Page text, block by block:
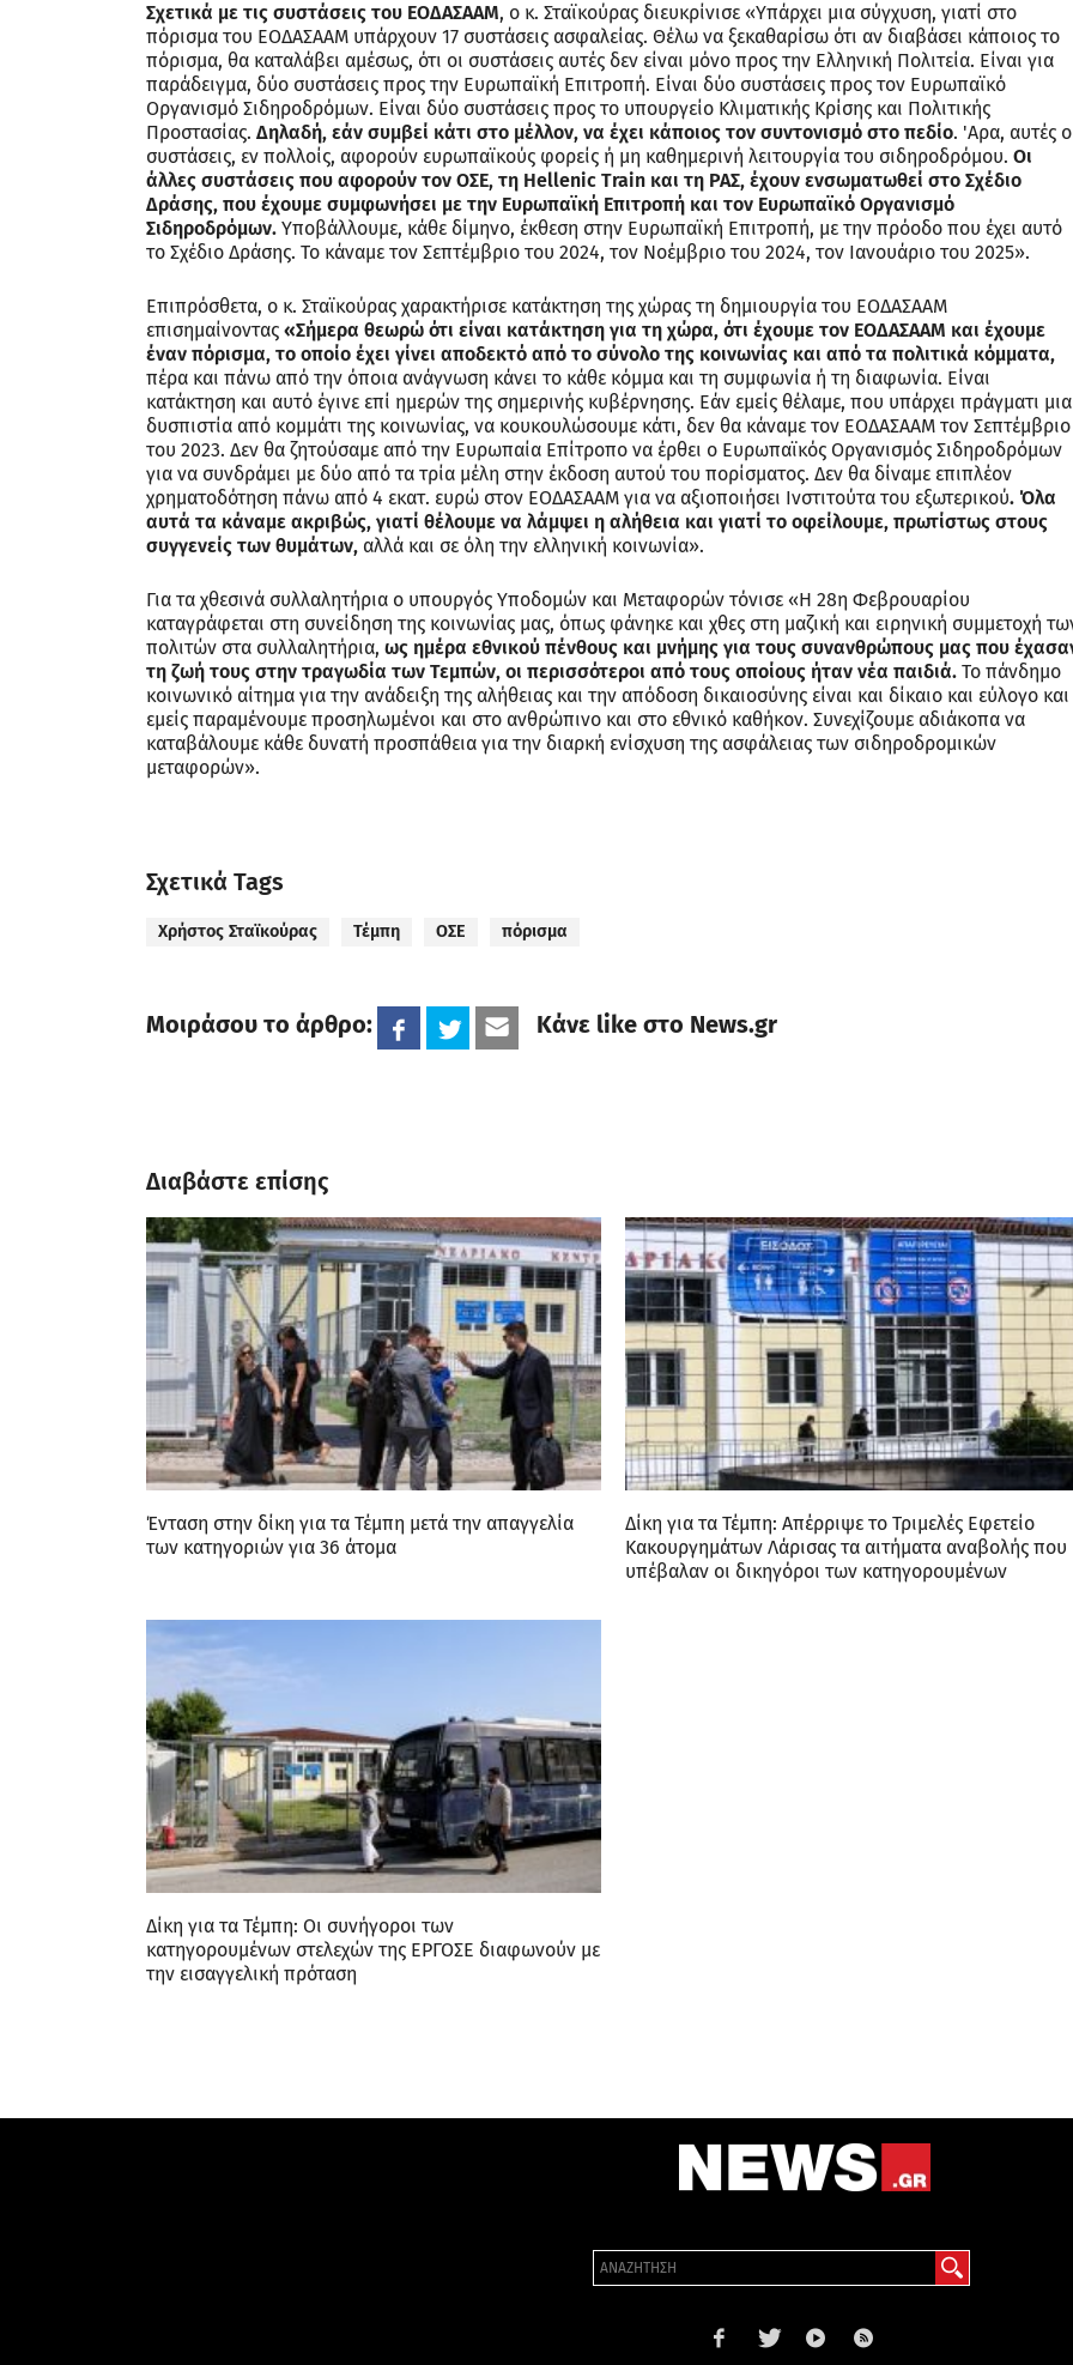
Σχετικά με τις συστάσεις του ΕΟΔΑΣΑΑΜ, ο κ. Σταϊκούρας διευκρίνισε «Υπάρχει μια σύγχυση, γιατί στο
πόρισμα του ΕΟΔΑΣΑΑΜ υπάρχουν 17 συστάσεις ασφαλείας. Θέλω να ξεκαθαρίσω ότι αν διαβάσει κάποιος το
πόρισμα, θα καταλάβει αμέσως, ότι οι συστάσεις αυτές δεν είναι μόνο προς την Ελληνική Πολιτεία. Είναι για
παράδειγμα, δύο συστάσεις προς την Ευρωπαϊκή Επιτροπή. Είναι δύο συστάσεις προς τον Ευρωπαϊκό
Οργανισμό Σιδηροδρόμων. Είναι δύο συστάσεις προς το υπουργείο Κλιματικής Κρίσης και Πολιτικής
Προστασίας. Δηλαδή, εάν συμβεί κάτι στο μέλλον, να έχει κάποιος τον συντονισμό στο πεδίο. 'Αρα, αυτές
συστάσεις, εν πολλοίς, αφορούν ευρωπαϊκούς φορείς ή μη καθημερινή λειτουργία του σιδηροδρόμου. Οι
άλλες συστάσεις που αφορούν τον ΟΣΕ, τη Hellenic Train και τη ΡΑΣ, έχουν ενσωματωθεί στο Σχέδιο
Δράσης, που έχουμε συμφωνήσει με την Ευρωπαϊκή Επιτροπή και τον Ευρωπαϊκό Οργανισμό
Σιδηροδρόμων. Υποβάλλουμε, κάθε δίμηνο, έκθεση στην Ευρωπαϊκή Επιτροπή, με την πρόοδο που έχει αυτό
το Σχέδιο Δράσης. Το κάναμε τον Σεπτέμβριο του 2024, τον Νοέμβριο του 2024, τον Ιανουάριο του 2025».
Επιπρόσθετα, ο κ. Σταϊκούρας χαρακτήρισε κατάκτηση της χώρας τη δημιουργία του ΕΟΔΑΣΑΑΜ
επισημαίνοντας «Σήμερα θεωρώ ότι είναι κατάκτηση για τη χώρα, ότι έχουμε τον ΕΟΔΑΣΑΑΜ και έχουμε
έναν πόρισμα, το οποίο έχει γίνει αποδεκτό από το σύνολο της κοινωνίας και από τα πολιτικά κόμματα,
πέρα και πάνω από την όποια ανάγνωση κάνει το κάθε κόμμα και τη συμφωνία ή τη διαφωνία. Είναι
κατάκτηση και αυτό έγινε επί ημερών της σημερινής κυβέρνησης. Εάν εμείς θέλαμε, που υπάρχει πράγματι μια
δυσπιστία από κομμάτι της κοινωνίας, να κουκουλώσουμε κάτι, δεν θα κάναμε τον ΕΟΔΑΣΑΑΜ τον Σεπτέμβριο
του 2023. Δεν θα ζητούσαμε από την Ευρωπαία Επίτροπο να έρθει ο Ευρωπαϊκός Οργανισμός Σιδηροδρόμων
για να συνδράμει με δύο από τα τρία μέλη στην έκδοση αυτού του πορίσματος. Δεν θα δίναμε επιπλέον
χρηματοδότηση πάνω από 4 εκατ. ευρώ στον ΕΟΔAΣΑΑΜ για να αξιοποιήσει Ινστιτούτα του εξωτερικού. Όλα
αυτά τα κάναμε ακριβώς, γιατί θέλουμε να λάμψει η αλήθεια και γιατί το οφείλουμε, πρωτίστως στους
συγγενείς των θυμάτων, αλλά και σε όλη την ελληνική κοινωνία».
Για τα χθεσινά συλλαλητήρια ο υπουργός Υποδομών και Μεταφορών τόνισε «Η 28η Φεβρουαρίου
καταγράφεται στη συνείδηση της κοινωνίας μας, όπως φάνηκε και χθες στη μαζική και ειρηνική συμμετοχή
πολιτών στα συλλαλητήρια, ως ημέρα εθνικού πένθους και μνήμης για τους συνανθρώπους μας που
τη ζωή τους στην τραγωδία των Τεμπών, οι περισσότεροι από τους οποίους ήταν νέα παιδιά. Το πάνδημο
κοινωνικό αίτημα για την ανάδειξη της αλήθειας και την απόδοση δικαιοσύνης είναι και δίκαιο και εύλογο και
εμείς παραμένουμε προσηλωμένοι και στο ανθρώπινο και στο εθνικό καθήκον. Συνεχίζουμε αδιάκοπα να
καταβάλουμε κάθε δυνατή προσπάθεια για την διαρκή ενίσχυση της ασφάλειας των σιδηροδρομικών
μεταφορών».
Σχετικά Tags
Χρήστος Σταϊκούρας Τέμπη ΟΣΕ πόρισμα
Μοιράσου το άρθρο: Κάνε like στο News.gr
Διαβάστε επίσης
Ένταση στην δίκη για τα Τέμπη μετά την απαγγελία
των κατηγοριών για 36 άτομα
Δίκη για τα Τέμπη: Απέρριψε το Τριμελές Εφετείο
Κακουργημάτων Λάρισας τα αιτήματα αναβολής που
υπέβαλαν οι δικηγόροι των κατηγορουμένων
Δίκη για τα Τέμπη: Οι συνήγοροι των
κατηγορουμένων στελεχών της ΕΡΓΟΣΕ διαφωνούν με
την εισαγγελική πρόταση